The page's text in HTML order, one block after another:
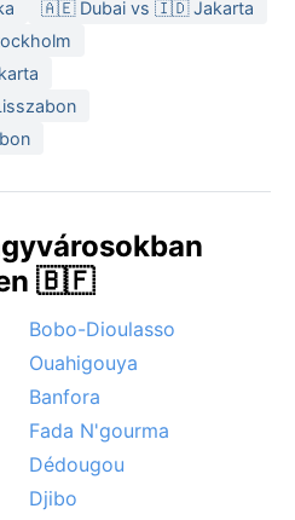
legkedvezőbb
amikor a hőség
sem olyan erős.
ilyenkor a hőguta
a felhőszakadások
Pouytenga éghajlata
és a szárazság
🇦🇪 Dubai vs 🇮🇩 Jakarta
🇧🇫
Bobo-Dioulasso
Ouahigouya
Banfora
Fada N'gourma
Dédougou
Djibo